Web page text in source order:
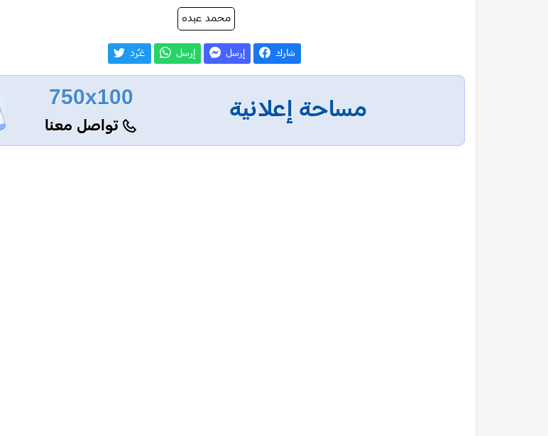
محمد عبده
شارك إرسل إرسل غـّرد
مساحة إعلانية
750x100
تواصل معنا